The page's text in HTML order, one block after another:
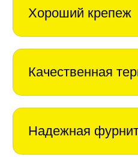
Хороший крепеж
Качественная
Надежная